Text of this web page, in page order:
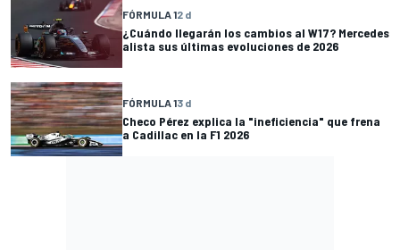
FÓRMULA 12 d
¿Cuándo llegarán los cambios al W17? Mercedes
alista sus últimas evoluciones de 2026
FÓRMULA 13 d
Checo Pérez explica la "ineficiencia" que frena
a Cadillac en la F1 2026